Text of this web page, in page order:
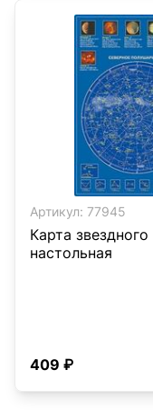
Артикул: 77945
Карта
настольная
409 ₽